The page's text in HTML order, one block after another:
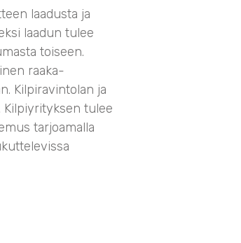
laadusta ja
laadun tulee
toiseen.
raaka-
Kilpiravintolan ja
Kilpiyrityksen tulee
tarjoamalla